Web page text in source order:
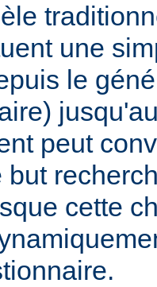
une
le
peut
but
cette